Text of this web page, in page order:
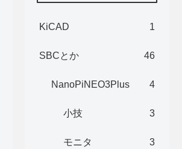
KiCAD 1
SBCとか 46
NanoPiNEO3Plus 4
小技 3
モニタ 3